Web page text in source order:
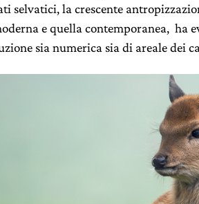
selvatici, la crescente
e quella contemporanea, ha
sia numerica sia di areale dei